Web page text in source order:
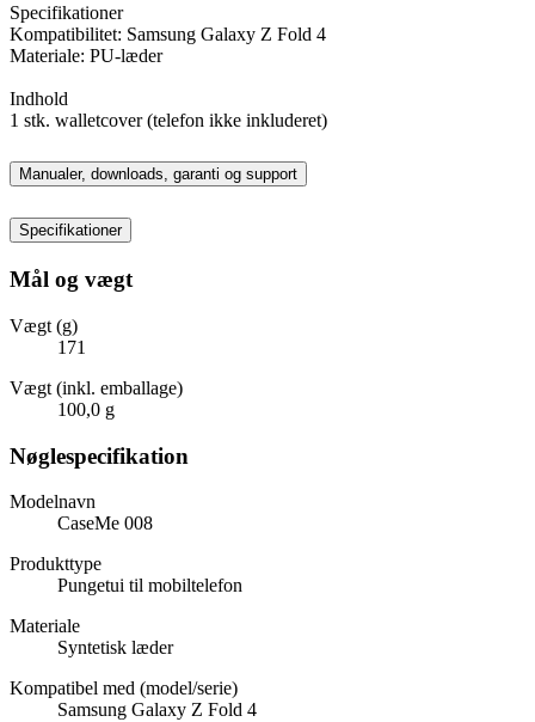
Specifikationer
Kompatibilitet: Samsung Galaxy Z Fold 4
Materiale: PU-læder
Indhold
1 stk. walletcover (telefon ikke inkluderet)
Manualer, downloads, garanti og support
Specifikationer
Mål og vægt
Vægt (g)
171
Vægt (inkl. emballage)
100,0 g
Nøglespecifikation
Modelnavn
CaseMe 008
Produkttype
Pungetui til mobiltelefon
Materiale
Syntetisk læder
Kompatibel med (model/serie)
Samsung Galaxy Z Fold 4